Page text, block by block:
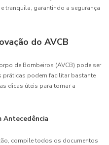
tranquila, garantindo a segurança
do AVCB
de Bombeiros (AVCB) pode ser
podem facilitar bastante
dicas úteis para tornar a
Antecedência
compile todos os documentos